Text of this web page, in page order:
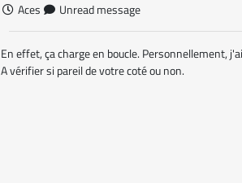
Aces Unread message
En effet, ça charge en boucle. Personnellement,
A vérifier si pareil de votre coté ou non.